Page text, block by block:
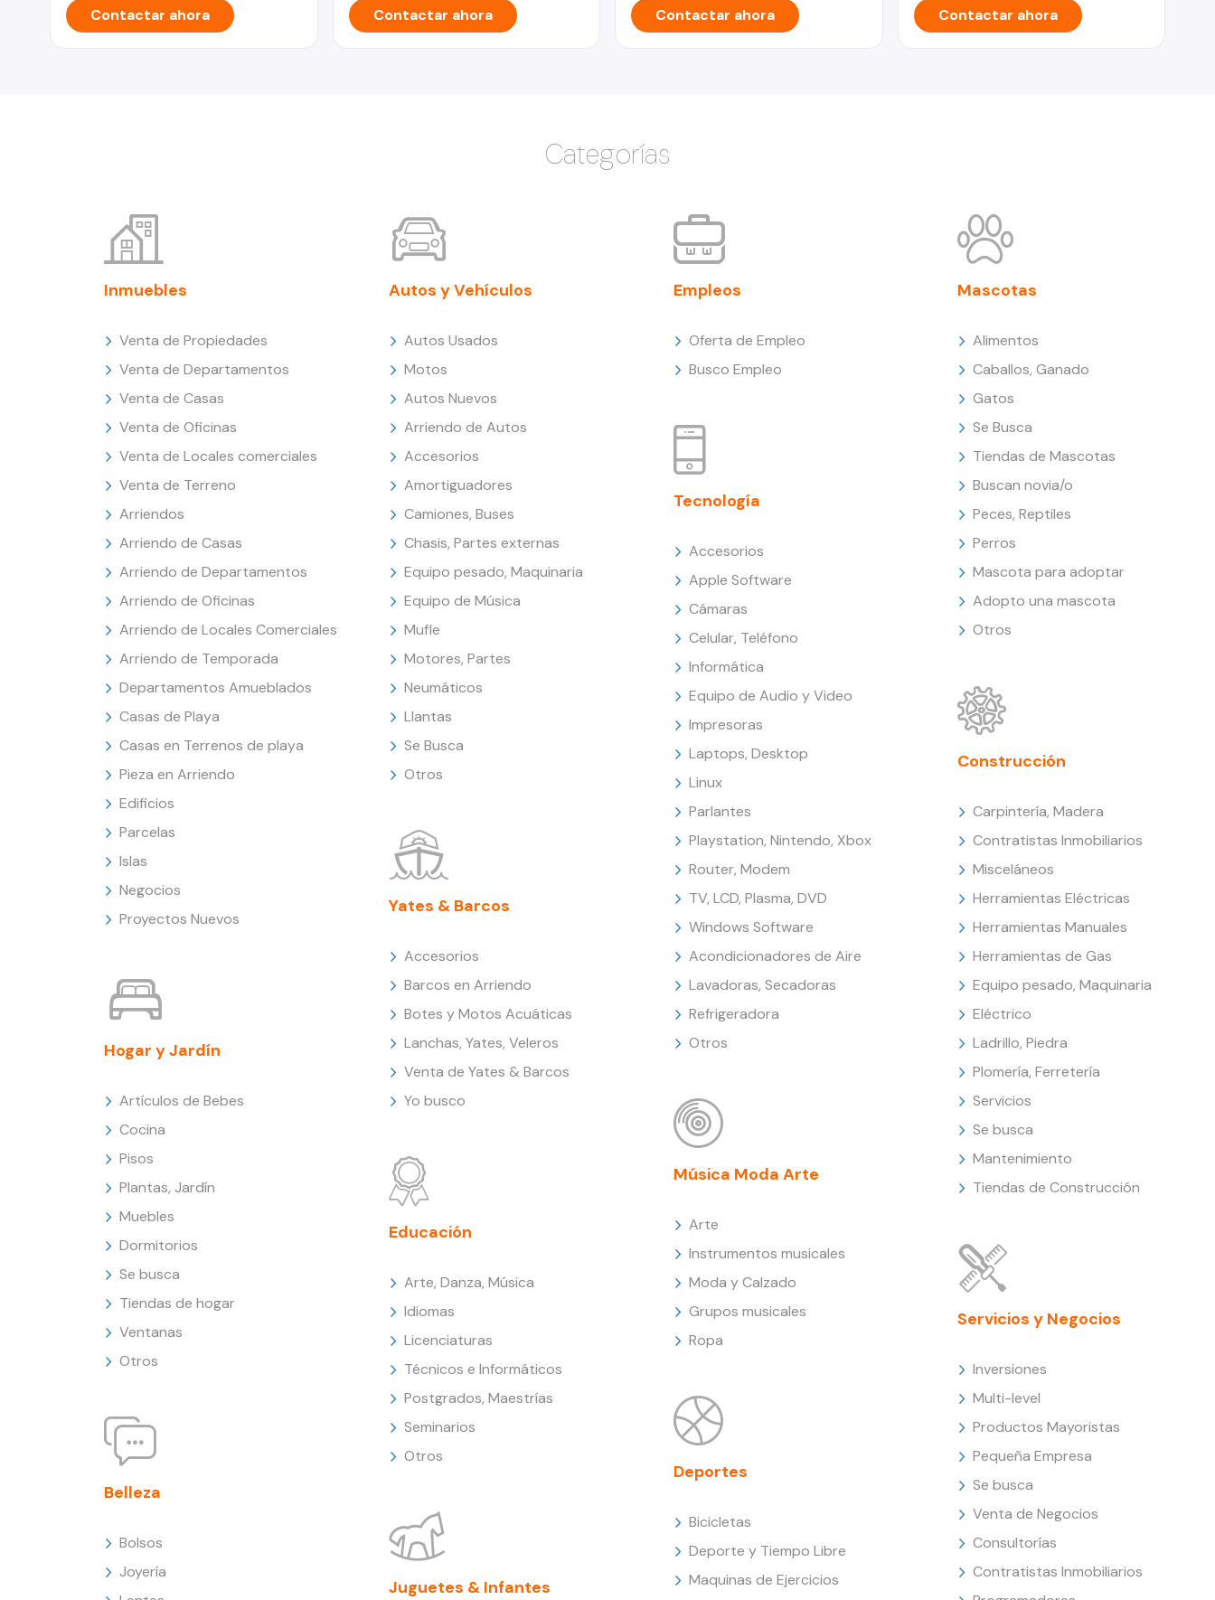
Contactar ahora Contactar ahora Contactar ahora Contactar ahora
Categorías
Inmuebles
Venta de Propiedades
Venta de Departamentos
Venta de Casas
Venta de Oficinas
Venta de Locales comerciales
Venta de Terreno
Arriendos
Arriendo de Casas
Arriendo de Departamentos
Arriendo de Oficinas
Arriendo de Locales Comerciales
Arriendo de Temporada
Departamentos Amueblados
Casas de Playa
Casas en Terrenos de playa
Pieza en Arriendo
Edificios
Parcelas
Islas
Negocios
Proyectos Nuevos
Hogar y Jardín
Artículos de Bebes
Cocina
Pisos
Plantas, Jardín
Muebles
Dormitorios
Se busca
Tiendas de hogar
Ventanas
Otros
Belleza
Bolsos
Joyería
Autos y Vehículos
Autos Usados
Motos
Autos Nuevos
Arriendo de Autos
Accesorios
Amortiguadores
Camiones, Buses
Chasis, Partes externas
Equipo pesado, Maquinaria
Equipo de Música
Mufle
Motores, Partes
Neumáticos
Llantas
Se Busca
Otros
Yates & Barcos
Accesorios
Barcos en Arriendo
Botes y Motos Acuáticas
Lanchas, Yates, Veleros
Venta de Yates & Barcos
Yo busco
Educación
Arte, Danza, Música
Idiomas
Licenciaturas
Técnicos e Informáticos
Postgrados, Maestrías
Seminarios
Otros
Juguetes & Infantes
Empleos
Oferta de Empleo
Busco Empleo
Tecnología
Accesorios
Apple Software
Cámaras
Celular, Teléfono
Informática
Equipo de Audio y Video
Impresoras
Laptops, Desktop
Linux
Parlantes
Playstation, Nintendo, Xbox
Router, Modem
TV, LCD, Plasma, DVD
Windows Software
Acondicionadores de Aire
Lavadoras, Secadoras
Refrigeradora
Otros
Música Moda Arte
Arte
Instrumentos musicales
Moda y Calzado
Grupos musicales
Ropa
Deportes
Bicicletas
Deporte y Tiempo Libre
Maquinas de Ejercicios
Mascotas
Alimentos
Caballos, Ganado
Gatos
Se Busca
Tiendas de Mascotas
Buscan novia/o
Peces, Reptiles
Perros
Mascota para adoptar
Adopto una mascota
Otros
Construcción
Carpintería, Madera
Contratistas Inmobiliarios
Misceláneos
Herramientas Eléctricas
Herramientas Manuales
Herramientas de Gas
Equipo pesado, Maquinaria
Eléctrico
Ladrillo, Piedra
Plomería, Ferretería
Servicios
Se busca
Mantenimiento
Tiendas de Construcción
Servicios y Negocios
Inversiones
Multi-level
Productos Mayoristas
Pequeña Empresa
Se busca
Venta de Negocios
Consultorías
Contratistas Inmobiliarios